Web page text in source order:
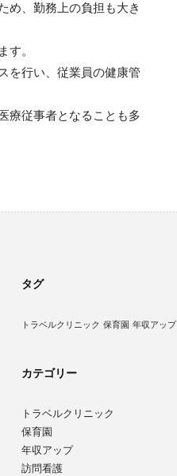
め、勤務上の負担も大き
す。
を行い、従業員の健康管
療従事者となることも多
タグ
トラベルクリニック 保育園 年収アップ
カテゴリー
トラベルクリニック
保育園
年収アップ
訪問看護